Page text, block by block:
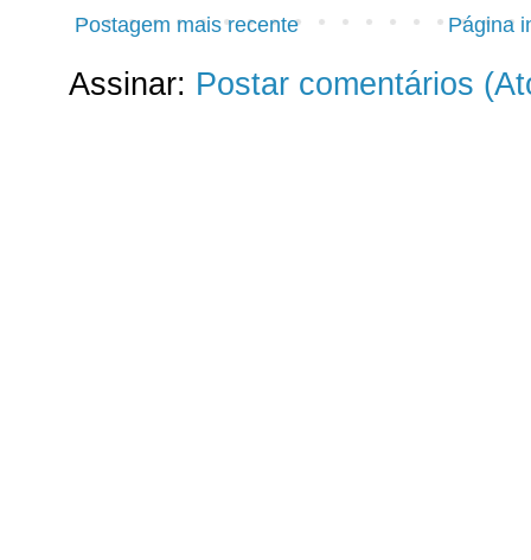
Postagem mais recente Página
Assinar: Postar comentários